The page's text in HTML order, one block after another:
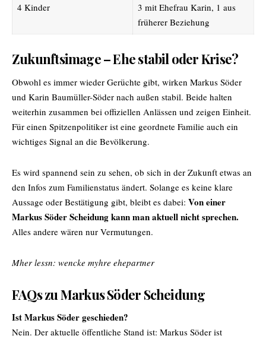
4 Kinder
3 mit Ehefrau Karin, 1 aus
früherer Beziehung
Zukunftsimage – Ehe stabil oder Krise?
Obwohl es immer wieder Gerüchte gibt, wirken Markus Söder
und Karin Baumüller-Söder nach außen stabil. Beide halten
weiterhin zusammen bei offiziellen Anlässen und zeigen Einheit.
Für einen Spitzenpolitiker ist eine geordnete Familie auch ein
wichtiges Signal an die Bevölkerung.
Es wird spannend sein zu sehen, ob sich in der Zukunft etwas an
den Infos zum Familienstatus ändert. Solange es keine klare
Aussage oder Bestätigung gibt, bleibt es dabei: Von einer
Markus Söder Scheidung kann man aktuell nicht sprechen.
Alles andere wären nur Vermutungen.
Mher lessn: wencke myhre ehepartner
FAQs zu Markus Söder Scheidung
Ist Markus Söder geschieden?
Nein. Der aktuelle öffentliche Stand ist: Markus Söder ist